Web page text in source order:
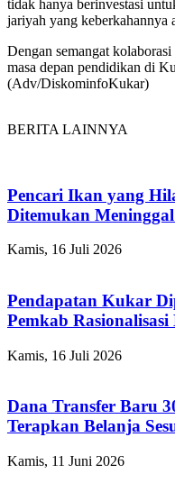
tidak hanya berinvestasi
jariyah yang keberkahannya
Dengan semangat
masa depan pendidikan di
(Adv/DiskominfoKukar)
BERITA LAINNYA
Pencari Ikan yang
Ditemukan
Kamis, 16 Juli 2026
Pendapatan Kukar
Pemkab
Kamis, 16 Juli 2026
Dana Transfer Baru
Terapkan Belanja
Kamis, 11 Juni 2026